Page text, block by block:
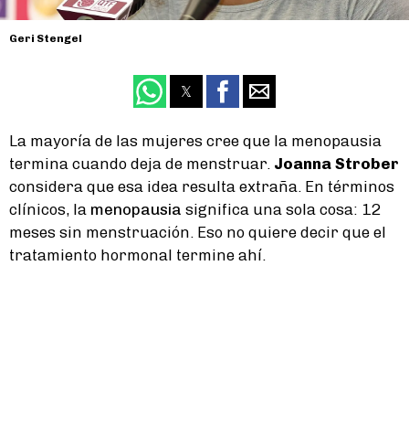
Geri Stengel
La mayoría de las mujeres cree que la menopausia
termina cuando deja de menstruar. Joanna Strober
considera que esa idea resulta extraña. En términos
clínicos, la menopausia significa una sola cosa: 12
meses sin menstruación. Eso no quiere decir que el
tratamiento hormonal termine ahí.